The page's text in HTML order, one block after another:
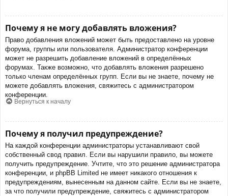
Почему я не могу добавлять вложения?
Право добавления вложений может быть предоставлено на уровне
форума, группы или пользователя. Администратор конференции
может не разрешить добавление вложений в определённых
форумах. Также возможно, что добавлять вложения разрешено
только членам определённых групп. Если вы не знаете, почему не
можете добавлять вложения, свяжитесь с администратором
конференции.
Вернуться к началу
Почему я получил предупреждение?
На каждой конференции администраторы устанавливают свой
собственный свод правил. Если вы нарушили правило, вы можете
получить предупреждение. Учтите, что это решение администратора
конференции, и phpBB Limited не имеет никакого отношения к
предупреждениям, вынесенным на данном сайте. Если вы не знаете,
за что получили предупреждение, свяжитесь с администратором